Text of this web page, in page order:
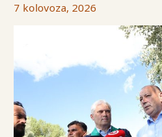
7 kolovoza, 2026